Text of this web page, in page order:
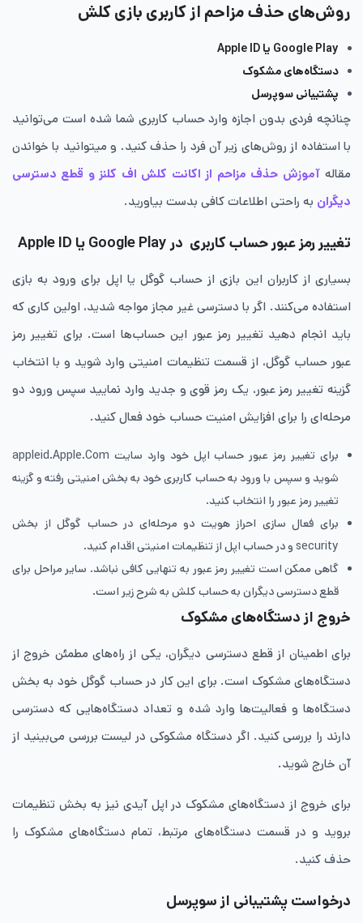
روش‌های حذف مزاحم از کاربری بازی کلش
Google Play یا Apple ID
دستگاه‌های مشکوک
پشتیبانی سوپرسل
چنانچه فردی بدون اجازه وارد حساب کاربری شما شده است ‌می‌توانید
با استفاده از روش‌های زیر آن فرد را حذف کنید. و میتوانید با خواندن
مقالهآموزش حذف مزاحم از اکانت کلش اف کلنز و قطع دسترسی
دیگران به راحتی اطلاعات کافی بدست بیاورید.
تغییر رمز عبور حساب کاربری در Google Play یا Apple ID
بسیاری از کاربران این بازی از حساب گوگل یا اپل برای ورود به بازی
استفاده می‌کنند. اگر با دسترسی غیر مجاز مواجه شدید، اولین کاری که
باید انجام دهید تغییر رمز عبور این حساب‌ها است. برای تغییر رمز
عبور حساب گوگل، از قسمت تنظیمات امنیتی وارد شوید و با انتخاب
گزینه تغییر رمز عبور، یک رمز قوی و جدید وارد نمایید سپس ورود دو
مرحله‌ای را برای افزایش امنیت حساب خود فعال کنید.
برای تغییر رمز عبور حساب اپل خود وارد سایت appleid.Apple.Com
شوید و سپس با ورود به حساب کاربری خود به بخش امنیتی رفته و گزینه
تغییر رمز عبور را انتخاب کنید.
برای فعال سازی احراز هویت دو مرحله‌ای در حساب گوگل از بخش
security و در حساب اپل از تنظیمات امنیتی اقدام کنید.
گاهی ممکن است تغییر رمز عبور به تنهایی کافی نباشد. سایر مراحل برای
قطع دسترسی دیگران به حساب کلش به شرح زیر است.
خروج از دستگاه‌های مشکوک
برای اطمینان از قطع دسترسی دیگران، یکی از راه‌های مطمئن خروج از
دستگاه‌های مشکوک است. برای این کار در حساب گوگل خود به بخش
دستگاه‌ها و فعالیت‌ها وارد شده و تعداد دستگاه‌هایی که دسترسی
دارند را بررسی کنید. اگر دستگاه مشکوکی در لیست بررسی می‌بینید از
آن خارج شوید.
برای خروج از دستگاه‌های مشکوک در اپل آیدی نیز به بخش تنظیمات
بروید و در قسمت دستگاه‌های مرتبط، تمام دستگاه‌های مشکوک را
حذف کنید.
درخواست پشتیبانی از سوپرسل